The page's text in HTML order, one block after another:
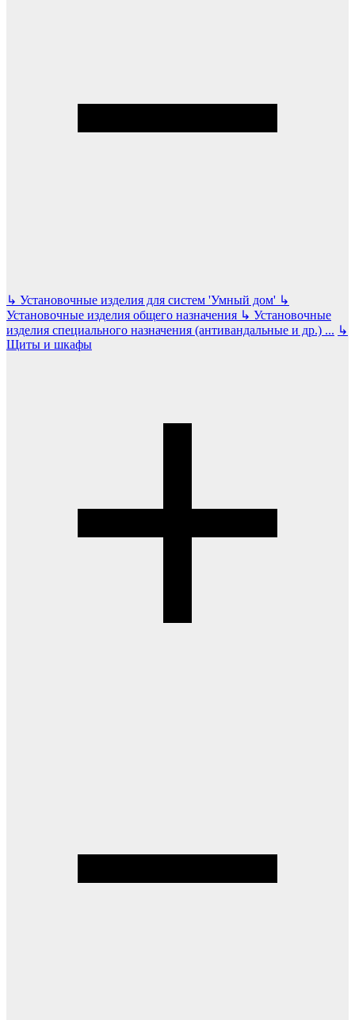
↳ Установочные изделия для систем 'Умный дом' ↳
Установочные изделия общего назначения ↳ Установочные
изделия специального назначения (антивандальные и др.) ... ↳
Щиты и шкафы